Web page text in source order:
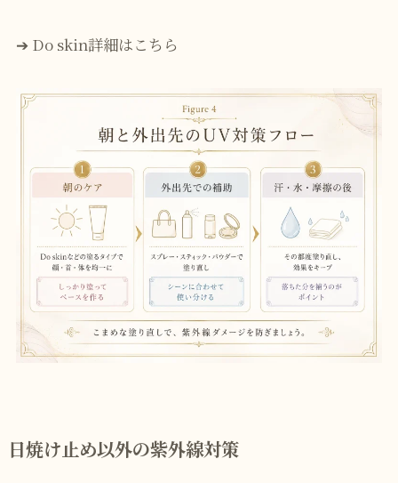
➔ Do skin詳細はこちら
日焼け止め以外の紫外線対策